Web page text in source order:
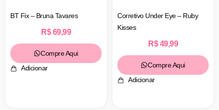
BT Fix – Bruna Tavares
R$69,99
Compre Aqui
Adicionar
Corretivo Under Eye – Ruby
Kisses
R$49,99
Compre Aqui
Adicionar